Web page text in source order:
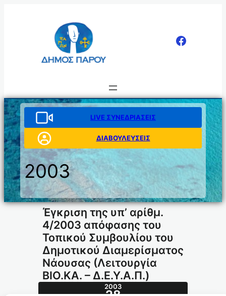
LIVE ΣΥΝΕΔΡΙΑΣΕΙΣ
ΔΙΑΒΟΥΛΕΥΣΕΙΣ
2003
Έγκριση της υπ’ αρίθμ.
4/2003 απόφασης του
Τοπικού Συμβουλίου του
Δημοτικού Διαμερίσματος
Nάουσας (Λειτουργία
ΒΙΟ.ΚΑ. – Δ.Ε.Υ.Α.Π.)
2003